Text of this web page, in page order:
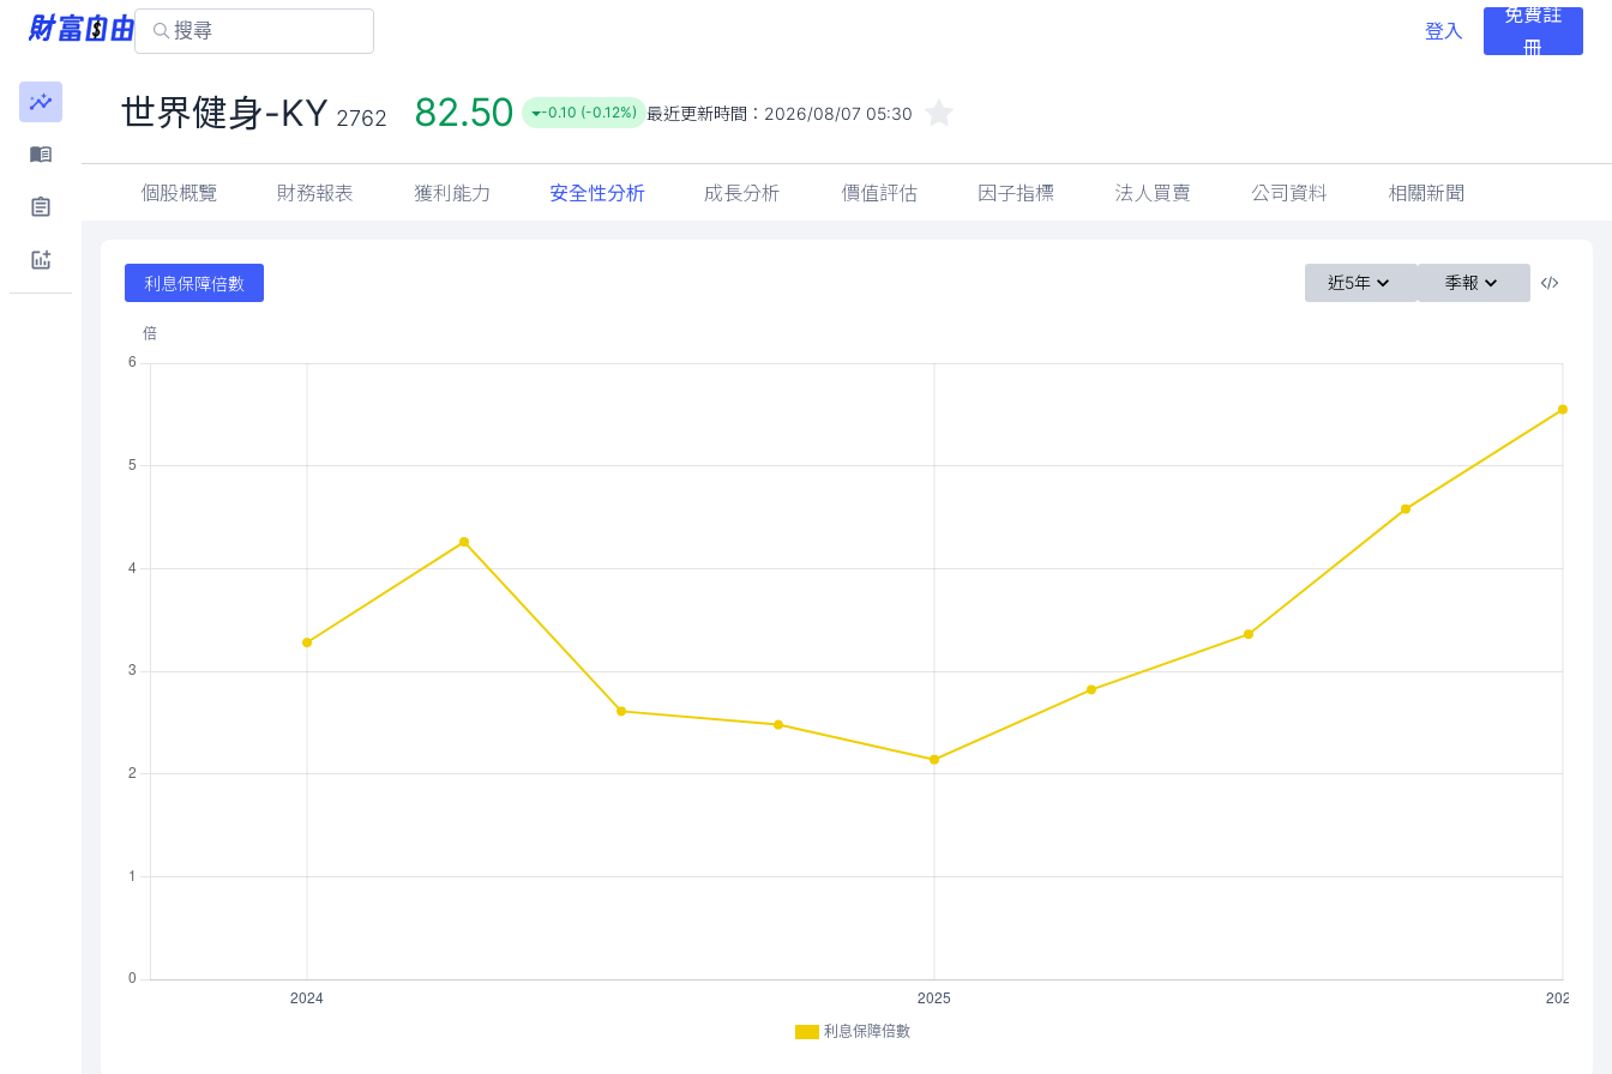
登入
免費註
冊
世界健身-KY 2762 82.50 -0.10 (-0.12%) 最近更新時間： 2026/08/07 05:30
個股概覽 財務報表 獲利能力 安全性分析 成長分析 價值評估 因子指標 法人買賣 公司資料 相關新聞
利息保障倍數 近5年 季報
利息保障倍數